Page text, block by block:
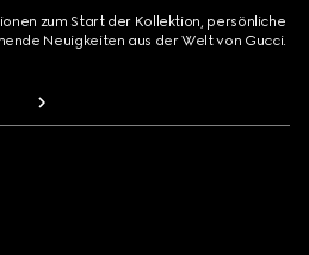
zum Start der Kollektion, persönliche
Neuigkeiten aus der Welt von Gucci.